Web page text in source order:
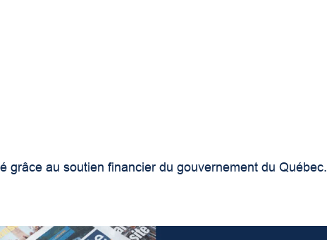
grâce au soutien financier du gouvernement du Québec.